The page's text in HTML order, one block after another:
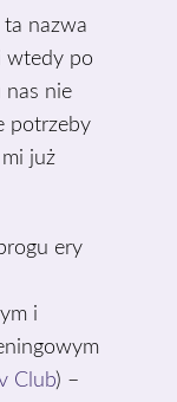
ta nazwa
wtedy po
nas nie
potrzeby
już
ery
i
Club) –